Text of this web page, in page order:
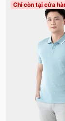
Chỉ còn tại cửa